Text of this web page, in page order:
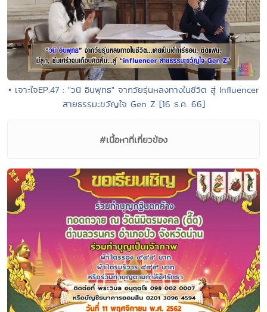
• เจาะใจEP.47 : "วนิ อินพุทธ" จากวัยรุ่นหลงทางในชีวิต สู่ Influencer
สายธรรมะขวัญใจ Gen Z [16 ธ.ค. 66]
#เนื้อหาที่เกี่ยวข้อง